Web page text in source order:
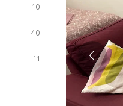
10
40
11